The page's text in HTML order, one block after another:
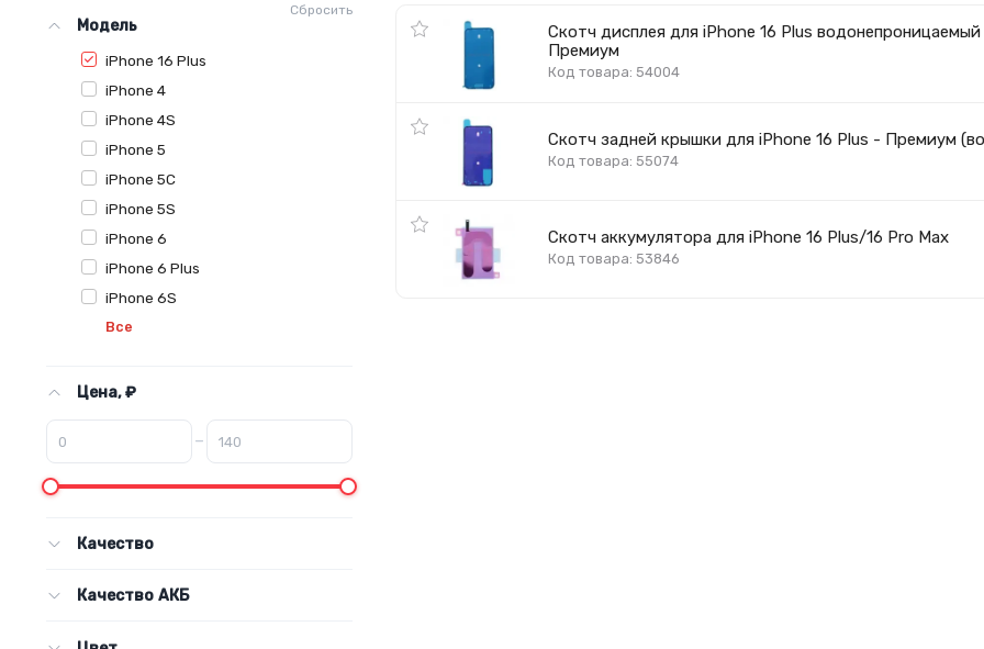
Сбросить
Модель
iPhone 16 Plus
iPhone 4
iPhone 4S
iPhone 5
iPhone 5C
iPhone 5S
iPhone 6
iPhone 6 Plus
iPhone 6S
Все
Цена, ₽
–
Качество
Качество АКБ
Скотч дисплея для iPhone 16 Plus
Премиум
Код товара: 54004
Скотч задней крышки для iPhone 16 Plus - Премиум
Код товара: 55074
Скотч аккумулятора для iPhone 16 Plus/16 Pro Max
Код товара: 53846